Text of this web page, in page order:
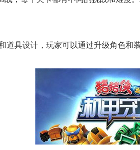
道具设计，玩家可以通过升级角色和